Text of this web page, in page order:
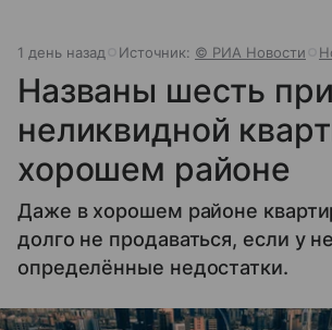
1 день назад Источник: © РИА Новости
Названы шесть
неликвидной
хорошем районе
Даже в хорошем районе
долго не продаваться, если у
определённые недостатки.